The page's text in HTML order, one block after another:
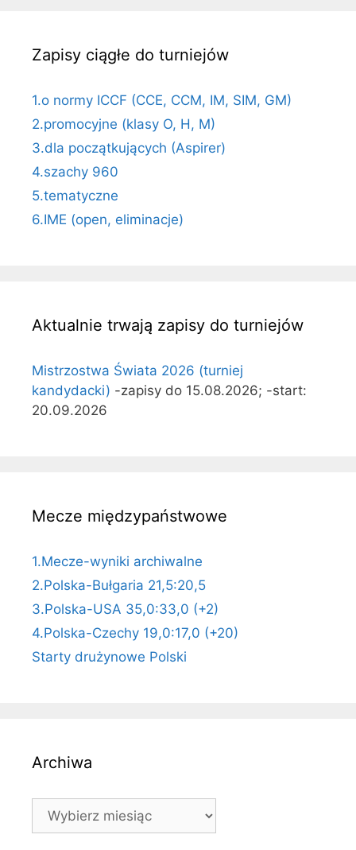
Zapisy ciągłe do turniejów
1.o normy ICCF (CCE, CCM, IM, SIM, GM)
2.promocyjne (klasy O, H, M)
3.dla początkujących (Aspirer)
4.szachy 960
5.tematyczne
6.IME (open, eliminacje)
Aktualnie trwają zapisy do turniejów
Mistrzostwa Świata 2026 (turniej
kandydacki) -zapisy do 15.08.2026; -start:
20.09.2026
Mecze międzypaństwowe
1.Mecze-wyniki archiwalne
2.Polska-Bułgaria 21,5:20,5
3.Polska-USA 35,0:33,0 (+2)
4.Polska-Czechy 19,0:17,0 (+20)
Starty drużynowe Polski
Archiwa
Archiwa